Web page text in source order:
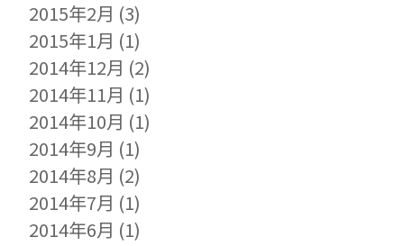
2015年2月 (3)
2015年1月 (1)
2014年12月 (2)
2014年11月 (1)
2014年10月 (1)
2014年9月 (1)
2014年8月 (2)
2014年7月 (1)
2014年6月 (1)